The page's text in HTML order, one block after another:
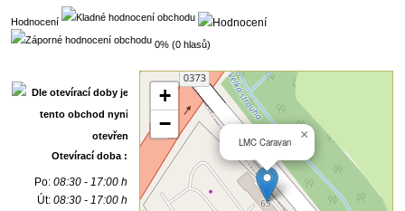
Hodnocení
0% (0 hlasů)
Otevírací doba :
Po:08:30 - 17:00 h
Út:08:30 - 17:00 h
LMC Caravan ×
+
−